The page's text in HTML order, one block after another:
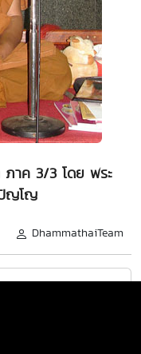
ภาค 3/3 โดย พระ
ญโญ
DhammathaiTeam